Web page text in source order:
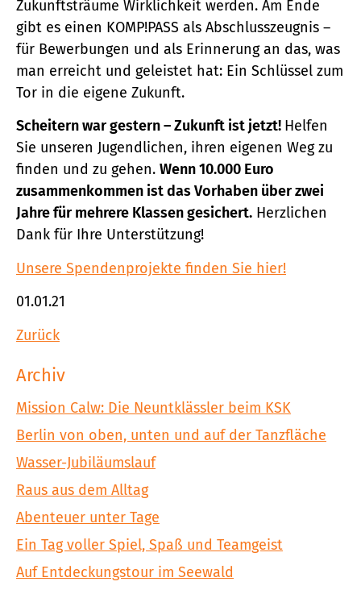
Zukunftsträume Wirklichkeit werden. Am Ende
gibt es einen KOMP!PASS als Abschlusszeugnis –
für Bewerbungen und als Erinnerung an das, was
man erreicht und geleistet hat: Ein Schlüssel zum
Tor in die eigene Zukunft.
Scheitern war gestern – Zukunft ist jetzt! Helfen
Sie unseren Jugendlichen, ihren eigenen Weg zu
finden und zu gehen. Wenn 10.000 Euro
zusammenkommen ist das Vorhaben über zwei
Jahre für mehrere Klassen gesichert. Herzlichen
Dank für Ihre Unterstützung!
Unsere Spendenprojekte finden Sie hier!
01.01.21
Zurück
Archiv
Mission Calw: Die Neuntklässler beim KSK
Berlin von oben, unten und auf der Tanzfläche
Wasser-Jubiläumslauf
Raus aus dem Alltag
Abenteuer unter Tage
Ein Tag voller Spiel, Spaß und Teamgeist
Auf Entdeckungstour im Seewald